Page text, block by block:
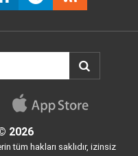
2026
tüm hakları saklıdır, izinsiz